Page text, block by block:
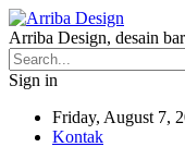
Arriba Design, desain
Sign in
Friday, August 7,
Kontak